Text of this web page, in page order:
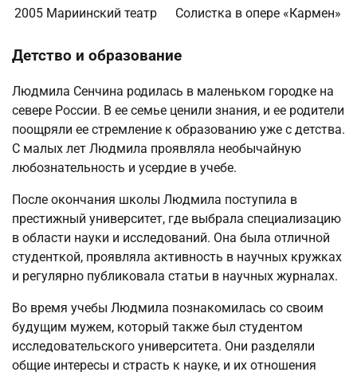
2005 Мариинский театр Солистка в опере «Кармен»
Детство и образование
Людмила Сенчина родилась в маленьком городке на
севере России. В ее семье ценили знания, и ее родители
поощряли ее стремление к образованию уже с детства.
С малых лет Людмила проявляла необычайную
любознательность и усердие в учебе.
После окончания школы Людмила поступила в
престижный университет, где выбрала специализацию
в области науки и исследований. Она была отличной
студенткой, проявляла активность в научных кружках
и регулярно публиковала статьи в научных журналах.
Во время учебы Людмила познакомилась со своим
будущим мужем, который также был студентом
исследовательского университета. Они разделяли
общие интересы и страсть к науке, и их отношения